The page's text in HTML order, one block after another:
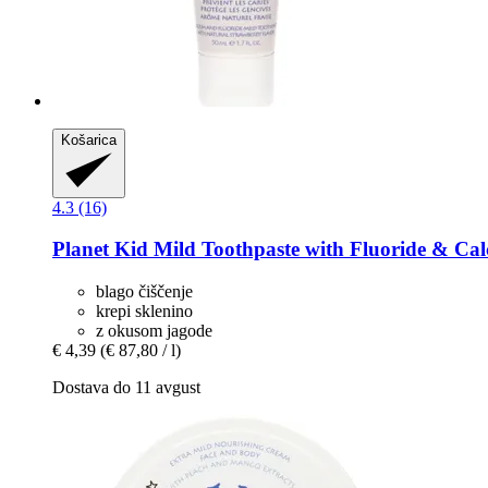
Košarica
4.3 (16)
Planet Kid Mild Toothpaste with Fluoride &
blago čiščenje
krepi sklenino
z okusom jagode
€ 4,39 (€ 87,80 / l)
Dostava do 11 avgust